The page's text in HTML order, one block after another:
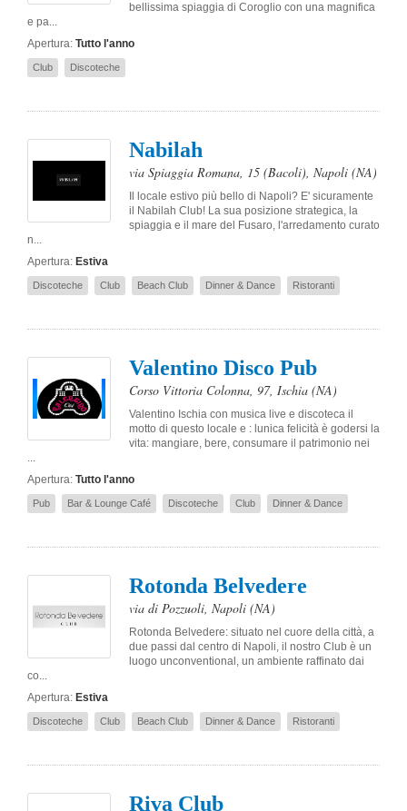
bellissima spiaggia di Coroglio con una magnifica
e pa...
Apertura: Tutto l'anno
Club Discoteche
Nabilah
via Spiaggia Romana, 15 (Bacoli), Napoli (NA)
Il locale estivo più bello di Napoli? E' sicuramente
il Nabilah Club! La sua posizione strategica, la
spiaggia e il mare del Fusaro, l'arredamento curato
n...
Apertura: Estiva
Discoteche Club Beach Club Dinner & Dance Ristoranti
Valentino Disco Pub
Corso Vittoria Colonna, 97, Ischia (NA)
Valentino Ischia con musica live e discoteca il
motto di questo locale e : lunica felicità è godersi la
vita: mangiare, bere, consumare il patrimonio nei
...
Apertura: Tutto l'anno
Pub Bar & Lounge Café Discoteche Club Dinner & Dance
Rotonda Belvedere
via di Pozzuoli, Napoli (NA)
Rotonda Belvedere: situato nel cuore della città, a
due passi dal centro di Napoli, il nostro Club è un
luogo unconventional, un ambiente raffinato dai
co...
Apertura: Estiva
Discoteche Club Beach Club Dinner & Dance Ristoranti
Riva Club